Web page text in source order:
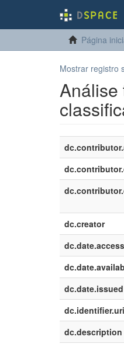
Página
Mostrar registro
Análise
dc.creator
dc.date.issued
dc.identifier.uri
dc.description